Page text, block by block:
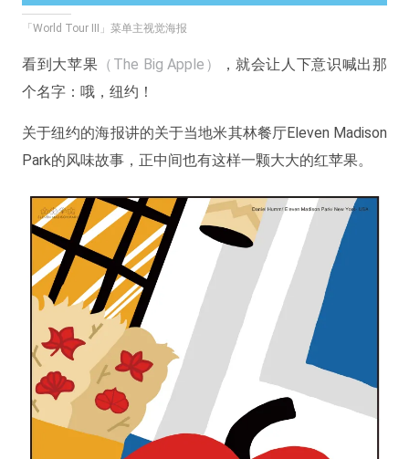
「World Tour III」菜单主视觉海报
看到大苹果 （The Big Apple）
，就会让人下意识喊出那
个名字：哦，纽约！
关于纽约的海报讲的关于当地米其林餐厅Eleven Madison
Park的风味故事，正中间也有这样一颗大大的红苹果。